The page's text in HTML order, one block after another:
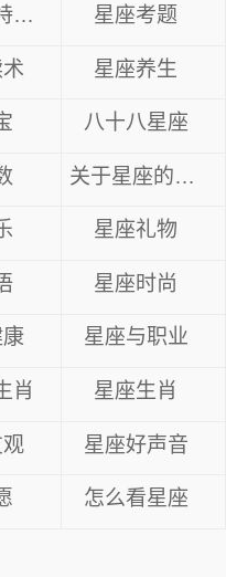
12星座奇特眼神 星座考题
星座养生
八十八星座
关于星座的资料
星座礼物
星座时尚
星座与职业
肖 星座生肖
星座好声音
怎么看星座